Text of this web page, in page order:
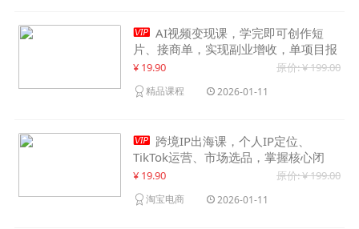
 AI视频变现课，学完即可创作短
片、接商单，实现副业增收，单项目报
价可达千元
¥ 19.90 原价: ¥ 199.00
精品课程 2026-01-11
 跨境IP出海课，个人IP定位、
TikTok运营、市场选品，掌握核心闭
环，实现月入1万美金+
¥ 19.90 原价: ¥ 199.00
淘宝电商 2026-01-11